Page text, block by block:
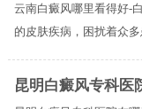
云南白癜风哪里看得好-
的皮肤疾病，困扰着众多
昆明白癜风专科医